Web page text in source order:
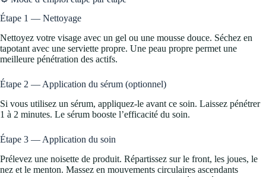
Étape 1 — Nettoyage
Nettoyez votre visage avec un gel ou une mousse douce. Séchez en
tapotant avec une serviette propre. Une peau propre permet une
meilleure pénétration des actifs.
Étape 2 — Application du sérum (optionnel)
Si vous utilisez un sérum, appliquez-le avant ce soin. Laissez pénétrer
1 à 2 minutes. Le sérum booste l’efficacité du soin.
Étape 3 — Application du soin
Prélevez une noisette de produit. Répartissez sur le front, les joues, le
nez et le menton. Massez en mouvements circulaires ascendants